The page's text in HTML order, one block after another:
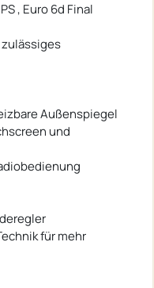
, Euro 6d Final
Außenspiegel
und
für mehr